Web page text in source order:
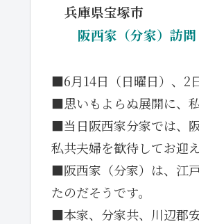
兵庫県宝塚市
阪西家（分家）訪問
■6月14日（日曜日）、2
■思いもよらぬ展開に、
■当日阪西家分家では、
私共夫婦を歓待してお迎
■阪西家（分家）は、江
たのだそうです。
■本家、分家共、川辺郡